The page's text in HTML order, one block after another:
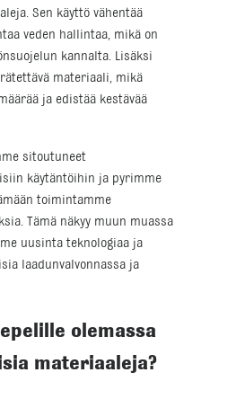
Sen käyttö vähentää
veden hallintaa, mikä on
kannalta. Lisäksi
materiaali, mikä
ja edistää kestävää
sitoutuneet
käytäntöihin ja pyrimme
toimintamme
Tämä näkyy muun muassa
uusinta teknologiaa ja
laadunvalvonnassa ja
olemassa
materiaaleja?